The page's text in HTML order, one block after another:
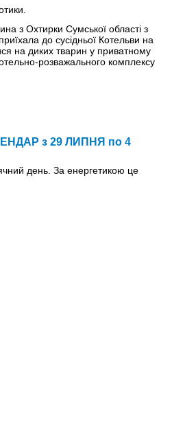
з Охтирки Сумської області з
до сусідньої Котельви на
на диких тварин у приватному
розважального комплексу
з 29 ЛИПНЯ по 4
день. За енергетикою це